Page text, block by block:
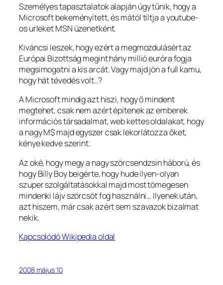
Személyes tapasztalatok alapján úgy tűnik, hogy a
Microsoft bekeményített, és mától tiltja a youtube-
os urleket MSN üzenetként.
Kiváncsi leszek, hogy ezért a megmozdulásért az
Európai Bizottság megint hány millió euróra fogja
megsimogatni a kis arcát. Vagy majd jön a full kamu,
hogy hát tévedés volt..?
A Microsoft mindig azt hiszi, hogy ő mindent
megtehet, csak nem azért építenek az emberek
információs társadalmat, web kettes oldalakat, hogy
a nagy M$ majd egyszer csak lekorlátozza őket,
kénye kedve szerint.
Az oké, hogy megy a nagy szörcsendzsin háború, és
hogy Billy Boy beigérte, hogy hude ilyen-olyan
szuper szolgáltatásokkal majd most tömegesen
mindenki lájv szörcsöt fog használni… Ilyenek után,
azt hiszem, már csak azért sem szavazok bizalmat
nekik.
Kapcsolódó Wikipedia oldal
2008 május 10